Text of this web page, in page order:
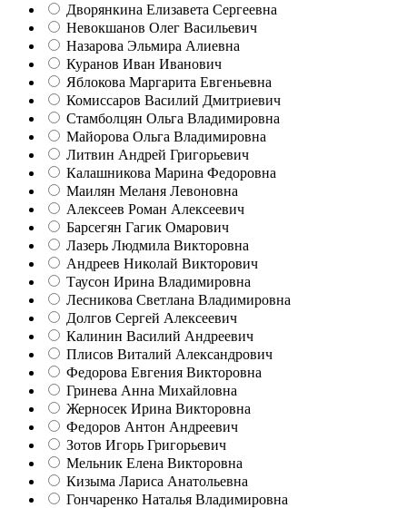
Дворянкина Елизавета Сергеевна
Невокшанов Олег Васильевич
Назарова Эльмира Алиевна
Куранов Иван Иванович
Яблокова Маргарита Евгеньевна
Комиссаров Василий Дмитриевич
Стамболцян Ольга Владимировна
Майорова Ольга Владимировна
Литвин Андрей Григорьевич
Калашникова Марина Федоровна
Маилян Меланя Левоновна
Алексеев Роман Алексеевич
Барсегян Гагик Омарович
Лазерь Людмила Викторовна
Андреев Николай Викторович
Таусон Ирина Владимировна
Лесникова Светлана Владимировна
Долгов Сергей Алексеевич
Калинин Василий Андреевич
Плисов Виталий Александрович
Федорова Евгения Викторовна
Гринева Анна Михайловна
Жерносек Ирина Викторовна
Федоров Антон Андреевич
Зотов Игорь Григорьевич
Мельник Елена Викторовна
Кизыма Лариса Анатольевна
Гончаренко Наталья Владимировна